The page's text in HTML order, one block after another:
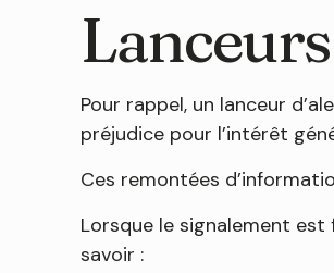
Pour rappel, un lanceur
préjudice pour l’intérêt
Ces remontées
Lorsque le signalement
savoir :